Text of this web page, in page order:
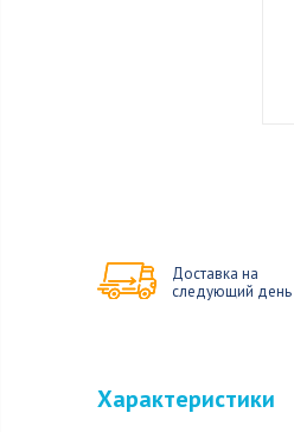
Доставка на
следующий день
Характеристики